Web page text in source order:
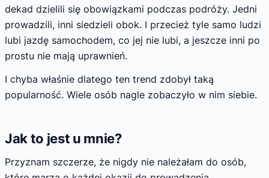
dekad dzielili się obowiązkami podczas podróży. Jedni
prowadzili, inni siedzieli obok. I przecież tyle samo ludzi
lubi jazdę samochodem, co jej nie lubi, a jeszcze inni po
prostu nie mają uprawnień.
I chyba właśnie dlatego ten trend zdobył taką
popularność. Wiele osób nagle zobaczyło w nim siebie.
Jak to jest u mnie?
Przyznam szczerze, że nigdy nie należałam do osób,